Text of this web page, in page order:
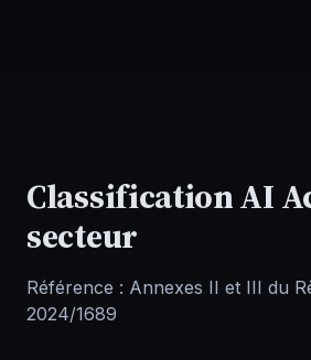
Classification AI
secteur
Référence : Annexes II et III du
2024/1689